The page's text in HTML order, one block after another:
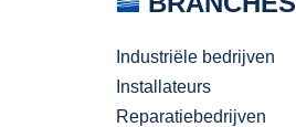
Industriële bedrijven
Installateurs
Reparatiebedrijven